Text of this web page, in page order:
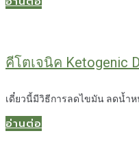
คีโตเจนิค Ketogenic
เดี๋ยวนี้มีวิธีการลดไขมัน ลดน้ำห
อ่านต่อ